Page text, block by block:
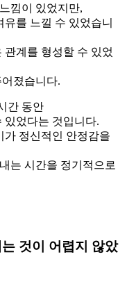
낌이 있었지만,
를 느낄 수 있었습니
계를 형성할 수 있었
졌습니다.
간 동안
있었다는 것입니다.
가 정신적인 안정감을
는 시간을 정기적으로
것이 어렵지 않았